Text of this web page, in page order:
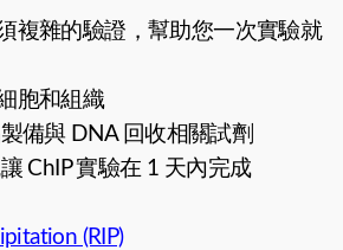
複雜的驗證，幫助您一次實驗就
胞和組織
備與 DNA 回收相關試劑
ChIP 實驗在 1 天內完成
(RIP)